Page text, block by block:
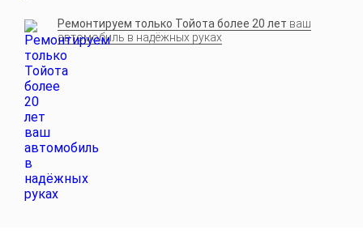
Ремонтируем только Тойота более 20 лет ваш
автомобиль в надёжных руках